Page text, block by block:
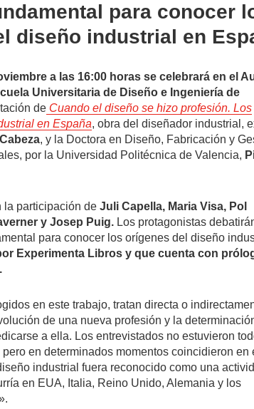
para conocer
diseño industrial en
a las 16:00 horas se celebrará en el
Universitaria de Diseño e Ingeniería de
de Cuando el diseño se hizo profesión. Los
en España, obra del diseñador industrial,
, y la Doctora en Diseño, Fabricación y
por la Universidad Politécnica de Valencia,
la participación de Juli Capella, Maria Visa, Pol
y Josep Puig. Los protagonistas
para conocer los orígenes del diseño
Experimenta Libros y que cuenta con
en este trabajo, tratan directa o
de una nueva profesión y la
a ella. Los entrevistados no estuvieron
en determinados momentos coincidieron en
industrial fuera reconocido como una
en EUA, Italia, Reino Unido, Alemania y los